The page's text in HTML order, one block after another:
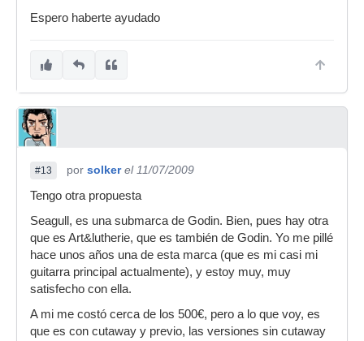
Espero haberte ayudado
#13 por solker el 11/07/2009
Tengo otra propuesta
Seagull, es una submarca de Godin. Bien, pues hay otra
que es Art&lutherie, que es también de Godin. Yo me pillé
hace unos años una de esta marca (que es mi casi mi
guitarra principal actualmente), y estoy muy, muy
satisfecho con ella.
A mi me costó cerca de los 500€, pero a lo que voy, es
que es con cutaway y previo, las versiones sin cutaway